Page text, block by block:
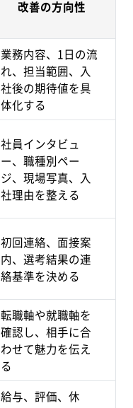
改善の方向性
業務内容、1日の流
れ、担当範囲、入
社後の期待値を具
体化する
社員インタビュ
ー、職種別ペー
ジ、現場写真、入
社理由を整える
初回連絡、面接案
内、選考結果の連
絡基準を決める
転職軸や就職軸を
確認し、相手に合
わせて魅力を伝え
る
給与、評価、休